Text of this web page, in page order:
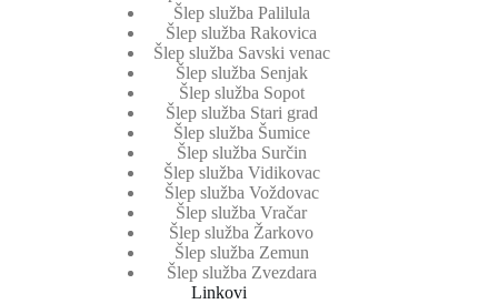
Šlep služba Palilula
Šlep služba Rakovica
Šlep služba Savski venac
Šlep služba Senjak
Šlep služba Sopot
Šlep služba Stari grad
Šlep služba Šumice
Šlep služba Surčin
Šlep služba Vidikovac
Šlep služba Voždovac
Šlep služba Vračar
Šlep služba Žarkovo
Šlep služba Zemun
Šlep služba Zvezdara
Linkovi